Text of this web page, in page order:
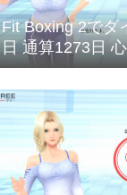
Fit Boxing 2でダ
日 通算1273日
😥